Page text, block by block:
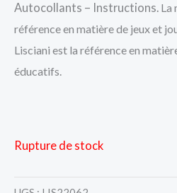
Autocollants – Instructions. La
référence en matière de jeux et
Lisciani est la référence en
éducatifs.
Rupture de stock